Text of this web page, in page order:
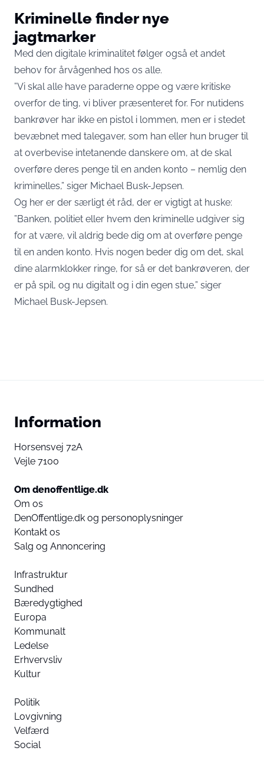
Kriminelle finder nye
jagtmarker
Med den digitale kriminalitet følger også et andet
behov for årvågenhed hos os alle.
”Vi skal alle have paraderne oppe og være kritiske
overfor de ting, vi bliver præsenteret for. For nutidens
bankrøver har ikke en pistol i lommen, men er i stedet
bevæbnet med talegaver, som han eller hun bruger til
at overbevise intetanende danskere om, at de skal
overføre deres penge til en anden konto – nemlig den
kriminelles,” siger Michael Busk-Jepsen.
Og her er der særligt ét råd, der er vigtigt at huske:
”Banken, politiet eller hvem den kriminelle udgiver sig
for at være, vil aldrig bede dig om at overføre penge
til en anden konto. Hvis nogen beder dig om det, skal
dine alarmklokker ringe, for så er det bankrøveren, der
er på spil, og nu digitalt og i din egen stue,” siger
Michael Busk-Jepsen.
Information
Horsensvej 72A
Vejle 7100
Om denoffentlige.dk
Om os
DenOffentlige.dk og personoplysninger
Kontakt os
Salg og Annoncering
Infrastruktur
Sundhed
Bæredygtighed
Europa
Kommunalt
Ledelse
Erhvervsliv
Kultur
Politik
Lovgivning
Velfærd
Social